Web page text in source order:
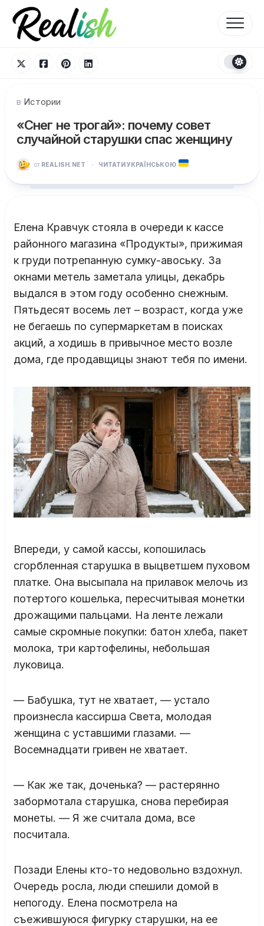
Перейти
содержанию
в Истории
«Снег не трогай»: почему совет
случайной старушки спас женщину
от REALISH.NET · ЧИТАТИ УКРАЇНСЬКОЮ
Елена Кравчук стояла в очереди к кассе
районного магазина «Продукты», прижимая
к груди потрепанную сумку-авоську. За
окнами метель заметала улицы, декабрь
выдался в этом году особенно снежным.
Пятьдесят восемь лет – возраст, когда уже
не бегаешь по супермаркетам в поисках
акций, а ходишь в привычное место возле
дома, где продавщицы знают тебя по имени.
Впереди, у самой кассы, копошилась
сгорбленная старушка в выцветшем пуховом
платке. Она высыпала на прилавок мелочь из
потертого кошелька, пересчитывая монетки
дрожащими пальцами. На ленте лежали
самые скромные покупки: батон хлеба, пакет
молока, три картофелины, небольшая
луковица.
— Бабушка, тут не хватает, — устало
произнесла кассирша Света, молодая
женщина с уставшими глазами. —
Восемнадцати гривен не хватает.
— Как же так, доченька? — растерянно
забормотала старушка, снова перебирая
монеты. — Я же считала дома, все
посчитала.
Позади Елены кто-то недовольно вздохнул.
Очередь росла, люди спешили домой в
непогоду. Елена посмотрела на
съежившуюся фигурку старушки, на ее